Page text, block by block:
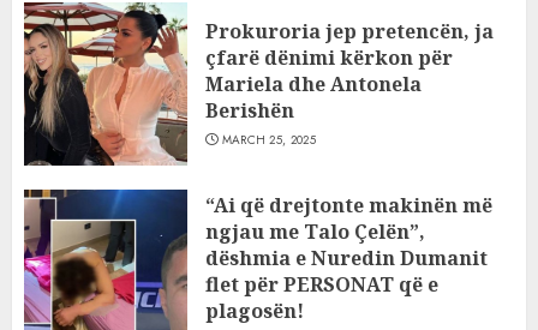
Prokuroria jep pretencën, ja
çfarë dënimi kërkon për
Mariela dhe Antonela
Berishën
MARCH 25, 2025
“Ai që drejtonte makinën më
ngjau me Talo Çelën”,
dëshmia e Nuredin Dumanit
flet për PERSONAT që e
plagosën!